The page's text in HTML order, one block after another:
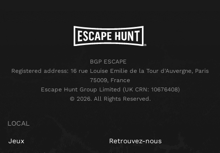
BGP ESCAPE
Registered address: 16 rue Louise Emilie de la Tour d'Auvergne, Paris
75009, France
Escape Hunt Group Limited (UK CRN: 10676408)
©️ 2026. All Rights Reserved.
LOCAL
Jeux
Retrouvez-nous